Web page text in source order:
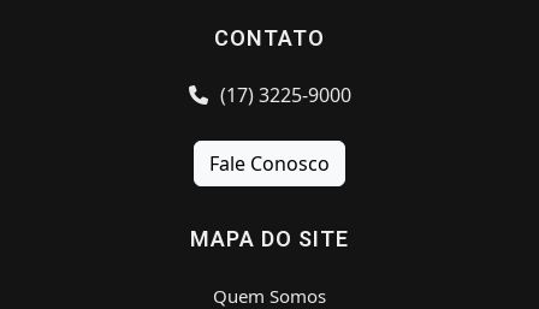
CONTATO
(17) 3225-9000
Fale Conosco
MAPA DO SITE
Quem Somos